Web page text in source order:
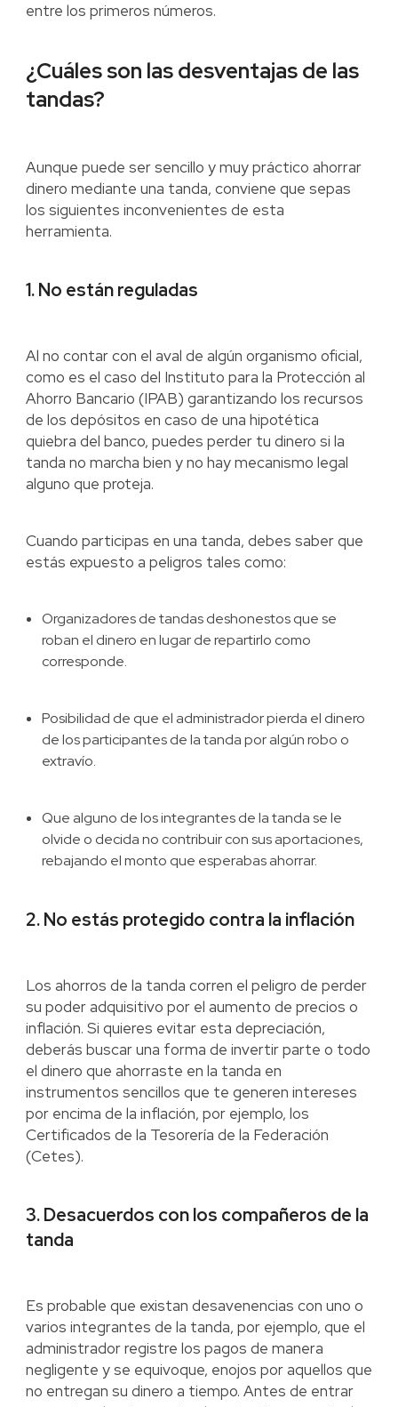
entre los primeros números.
¿Cuáles son las desventajas de las
tandas?
Aunque puede ser sencillo y muy práctico ahorrar
dinero mediante una tanda, conviene que sepas
los siguientes inconvenientes de esta
herramienta.
1. No están reguladas
Al no contar con el aval de algún organismo oficial,
como es el caso del Instituto para la Protección al
Ahorro Bancario (IPAB) garantizando los recursos
de los depósitos en caso de una hipotética
quiebra del banco, puedes perder tu dinero si la
tanda no marcha bien y no hay mecanismo legal
alguno que proteja.
Cuando participas en una tanda, debes saber que
estás expuesto a peligros tales como:
Organizadores de tandas deshonestos que se
roban el dinero en lugar de repartirlo como
corresponde.
Posibilidad de que el administrador pierda el dinero
de los participantes de la tanda por algún robo o
extravío.
Que alguno de los integrantes de la tanda se le
olvide o decida no contribuir con sus aportaciones,
rebajando el monto que esperabas ahorrar.
2. No estás protegido contra la inflación
Los ahorros de la tanda corren el peligro de perder
su poder adquisitivo por el aumento de precios o
inflación. Si quieres evitar esta depreciación,
deberás buscar una forma de invertir parte o todo
el dinero que ahorraste en la tanda en
instrumentos sencillos que te generen intereses
por encima de la inflación, por ejemplo, los
Certificados de la Tesorería de la Federación
(Cetes).
3. Desacuerdos con los compañeros de la
tanda
Es probable que existan desavenencias con uno o
varios integrantes de la tanda, por ejemplo, que el
administrador registre los pagos de manera
negligente y se equivoque, enojos por aquellos que
no entregan su dinero a tiempo. Antes de entrar